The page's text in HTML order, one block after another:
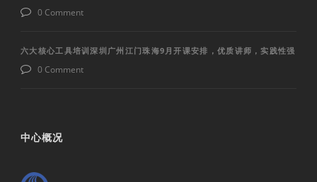
0 Comment
六大核心工具培训深圳广州江门珠海9月开课安排，优质讲师，实践性强
0 Comment
中心概况